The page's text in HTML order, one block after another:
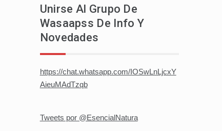
Unirse Al Grupo De
Wasaapss De Info Y
Novedades
https://chat.whatsapp.com/IOSwLnLjcxY
AieuMAdTzqb
Tweets por @EsencialNatura